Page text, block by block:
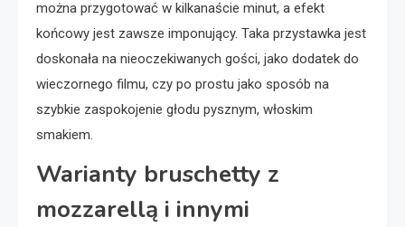
można przygotować w kilkanaście minut, a efekt
końcowy jest zawsze imponujący. Taka przystawka jest
doskonała na nieoczekiwanych gości, jako dodatek do
wieczornego filmu, czy po prostu jako sposób na
szybkie zaspokojenie głodu pysznym, włoskim
smakiem.
Warianty bruschetty z
mozzarellą i innymi